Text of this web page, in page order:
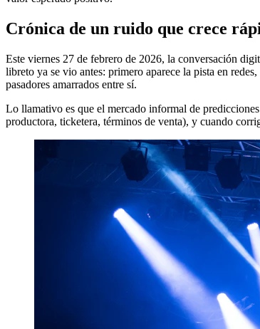
Crónica de un ruido que crece
Este viernes 27 de febrero de 2026, la conversación
libreto ya se vio antes: primero aparece la pista en
pasadores amarrados entre sí.
Lo llamativo es que el mercado informal de
productora, ticketera, términos de venta), y cuando